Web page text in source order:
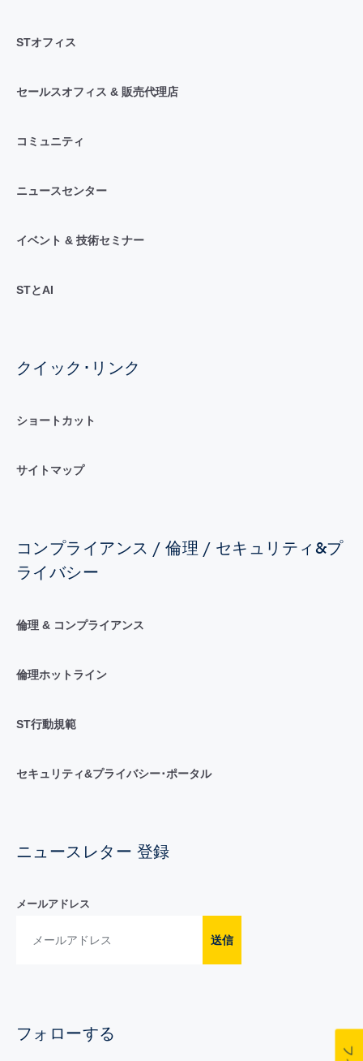
STオフィス
セールスオフィス & 販売代理店
コミュニティ
ニュースセンター
イベント & 技術セミナー
STとAI
クイック･リンク
ショートカット
サイトマップ
コンプライアンス / 倫理 / セキュリティ&プ
ライバシー
倫理 & コンプライアンス
倫理ホットライン
ST行動規範
セキュリティ&プライバシー･ポータル
ニュースレター 登録
メールアドレス
送信
フォローする